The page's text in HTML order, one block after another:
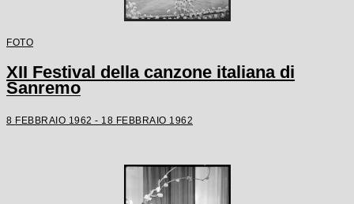
FOTO
XII Festival della canzone italiana di
Sanremo
8 FEBBRAIO 1962 - 18 FEBBRAIO 1962